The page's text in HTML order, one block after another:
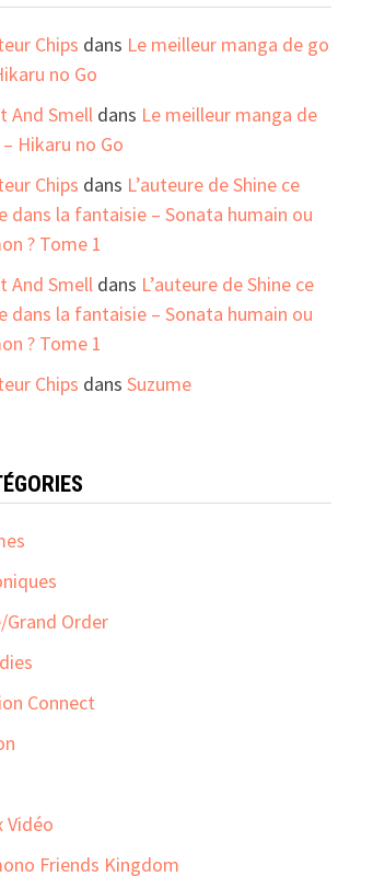
Chips dans Le meilleur manga de go
no Go
And Smelldans Le meilleur manga de
– Hikaru no Go
Chips dans L’auteure de Shine ce
dans la fantaisie – Sonata humain ou
? Tome 1
And Smelldans L’auteure de Shine ce
dans la fantaisie – Sonata humain ou
? Tome 1
Chips dans Suzume
Grand Order
Connect
Vidéo
Friends Kingdom